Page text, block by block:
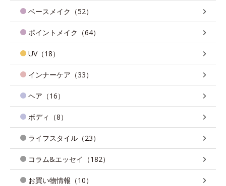
ベースメイク（52）
ポイントメイク（64）
UV（18）
インナーケア（33）
ヘア（16）
ボディ（8）
ライフスタイル（23）
コラム&エッセイ（182）
お買い物情報（10）